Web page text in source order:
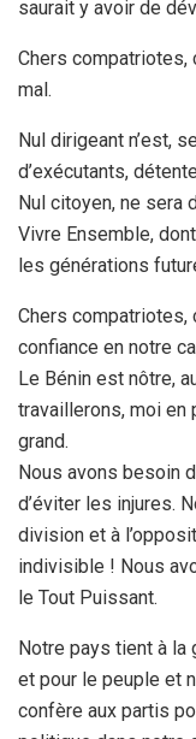
saurait y avoir de
Chers compatriotes,
mal.
Nul dirigeant n’est,
d’exécutants,
Nul citoyen, ne sera
Vivre Ensemble,
les générations
Chers compatriotes,
confiance en notre
Le Bénin est nôtre,
travaillerons, moi en
grand.
Nous avons besoin
d’éviter les injures.
division et à
indivisible ! Nous
le Tout Puissant.
Notre pays tient à la
et pour le peuple et
confère aux partis